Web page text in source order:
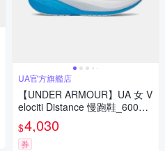
UA官方旗艦店
【UNDER ARMOUR】UA 女 V
elociti Distance 慢跑鞋_60060
31-104
$4,030
券